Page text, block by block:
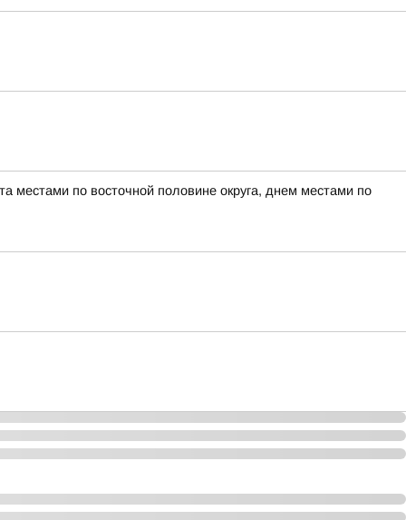
местами по восточной половине округа, днем местами по